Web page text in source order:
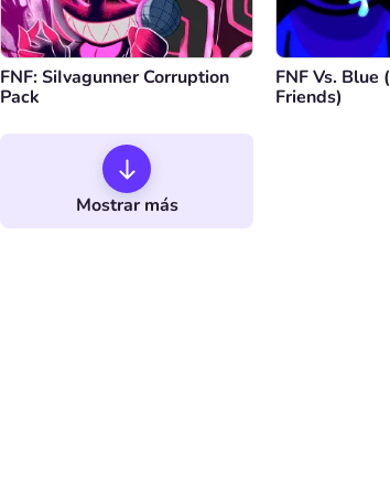
FNF: SiIvagunner Corruption
Pack
FNF Vs. Blue
Friends)
Mostrar más